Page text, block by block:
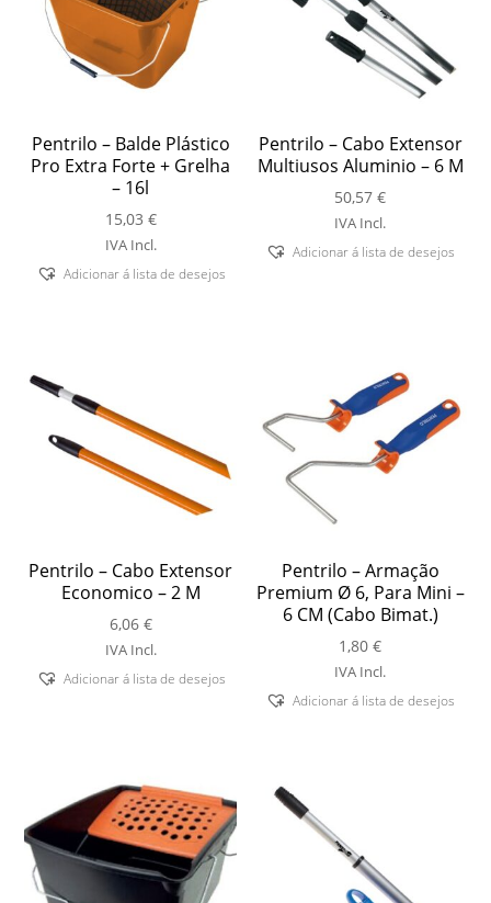
Pentrilo – Balde Plástico
Pro Extra Forte + Grelha
– 16l
15,03 €
IVA Incl.
Adicionar á lista de desejos
Pentrilo – Cabo Extensor
Multiusos Aluminio – 6 M
50,57€
IVA Incl.
Adicionar á lista de desejos
Pentrilo – Cabo Extensor
Economico – 2 M
6,06 €
IVA Incl.
Adicionar á lista de desejos
Pentrilo – Armação
Premium Ø 6, Para Mini –
6 CM (Cabo Bimat.)
1,80€
IVA Incl.
Adicionar á lista de desejos